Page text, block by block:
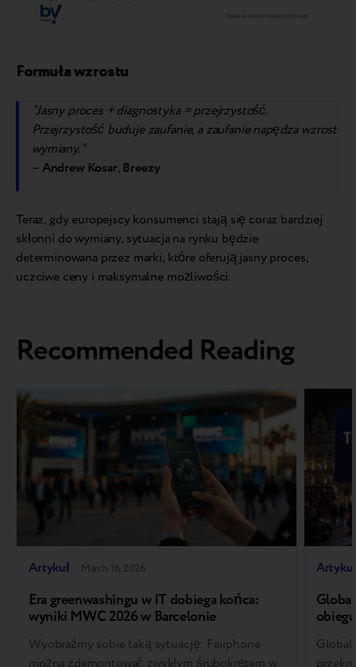
Formuła wzrostu
“Jasny proces + diagnostyka = przejrzystość.
Przejrzystość buduje zaufanie, a zaufanie napędza wzrost
wymiany.“
– Andrew Kosar, Breezy
Teraz, gdy europejscy konsumenci stają się coraz bardziej
skłonni do wymiany, sytuacja na rynku będzie
determinowana przez marki, które oferują jasny proces,
uczciwe ceny i maksymalne możliwości.
Recommended Reading
Artykuł March 16, 2026
Era greenwashingu w IT dobiega końca:
wyniki MWC 2026 w Barcelonie
Wyobraźmy sobie taką sytuację: Fairphone
można zdemontować zwykłym śrubokrętem w
Artykuł